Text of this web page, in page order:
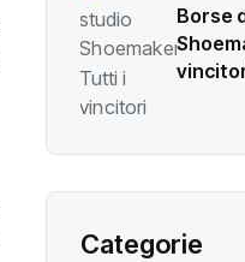
Borse
Categorie